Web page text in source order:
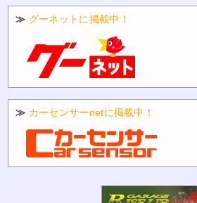
≫ グーネットに掲載中！
≫ カーセンサーnetに掲載中！